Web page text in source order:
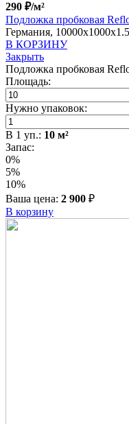
290 ₽/м²
Подложка пробковая
Германия,
В КОРЗИНУ
Закрыть
Подложка пробковая
Площадь:
Нужно упаковок:
В 1 уп.: 10 м²
Запас:
0%
5%
10%
Ваша цена: 2 900 ₽
В корзину